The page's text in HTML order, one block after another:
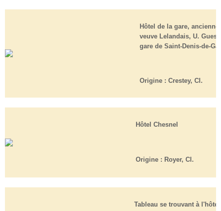
Hôtel de la gare,
veuve Lelandais, U.
gare de Saint-Denis-de-
Origine : Crestey, Cl.
Hôtel Chesnel
Origine : Royer, Cl.
Tableau se trouvant à